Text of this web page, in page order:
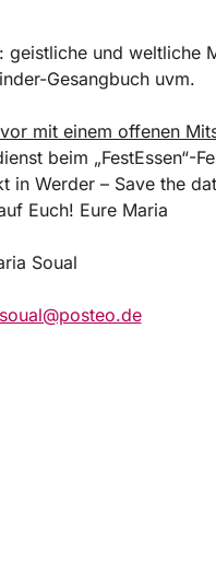
geistliche und weltliche
Gesangbuch uvm.
mit einem offenen
beim „FestEssen“-
in Werder – Save the
Euch! Eure Maria
Soual